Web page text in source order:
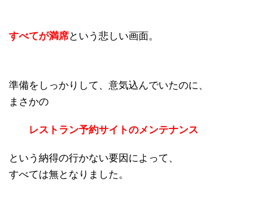
すべてが満席という悲しい画面。
準備をしっかりして、意気込んでいたのに、
まさかの
レストラン予約サイトのメンテナンス
という納得の行かない要因によって、
すべては無となりました。